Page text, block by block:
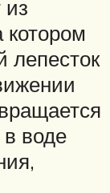
из
котором
лепесток
в воде